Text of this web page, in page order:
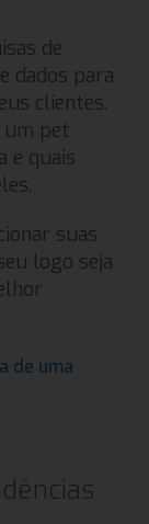
de
dados para
clientes.
um pet
e quais
suas
logo seja
de uma